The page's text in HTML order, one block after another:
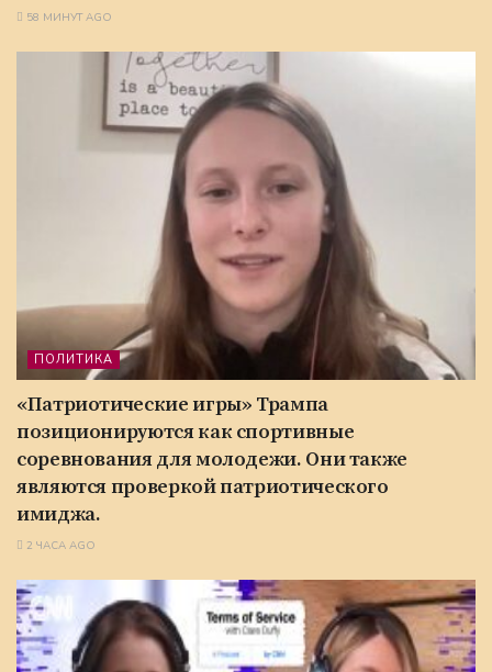
58 МИНУТ AGO
ПОЛИТИКА
«Патриотические игры» Трампа
позиционируются как спортивные
соревнования для молодежи. Они также
являются проверкой патриотического
имиджа.
2 ЧАСА AGO